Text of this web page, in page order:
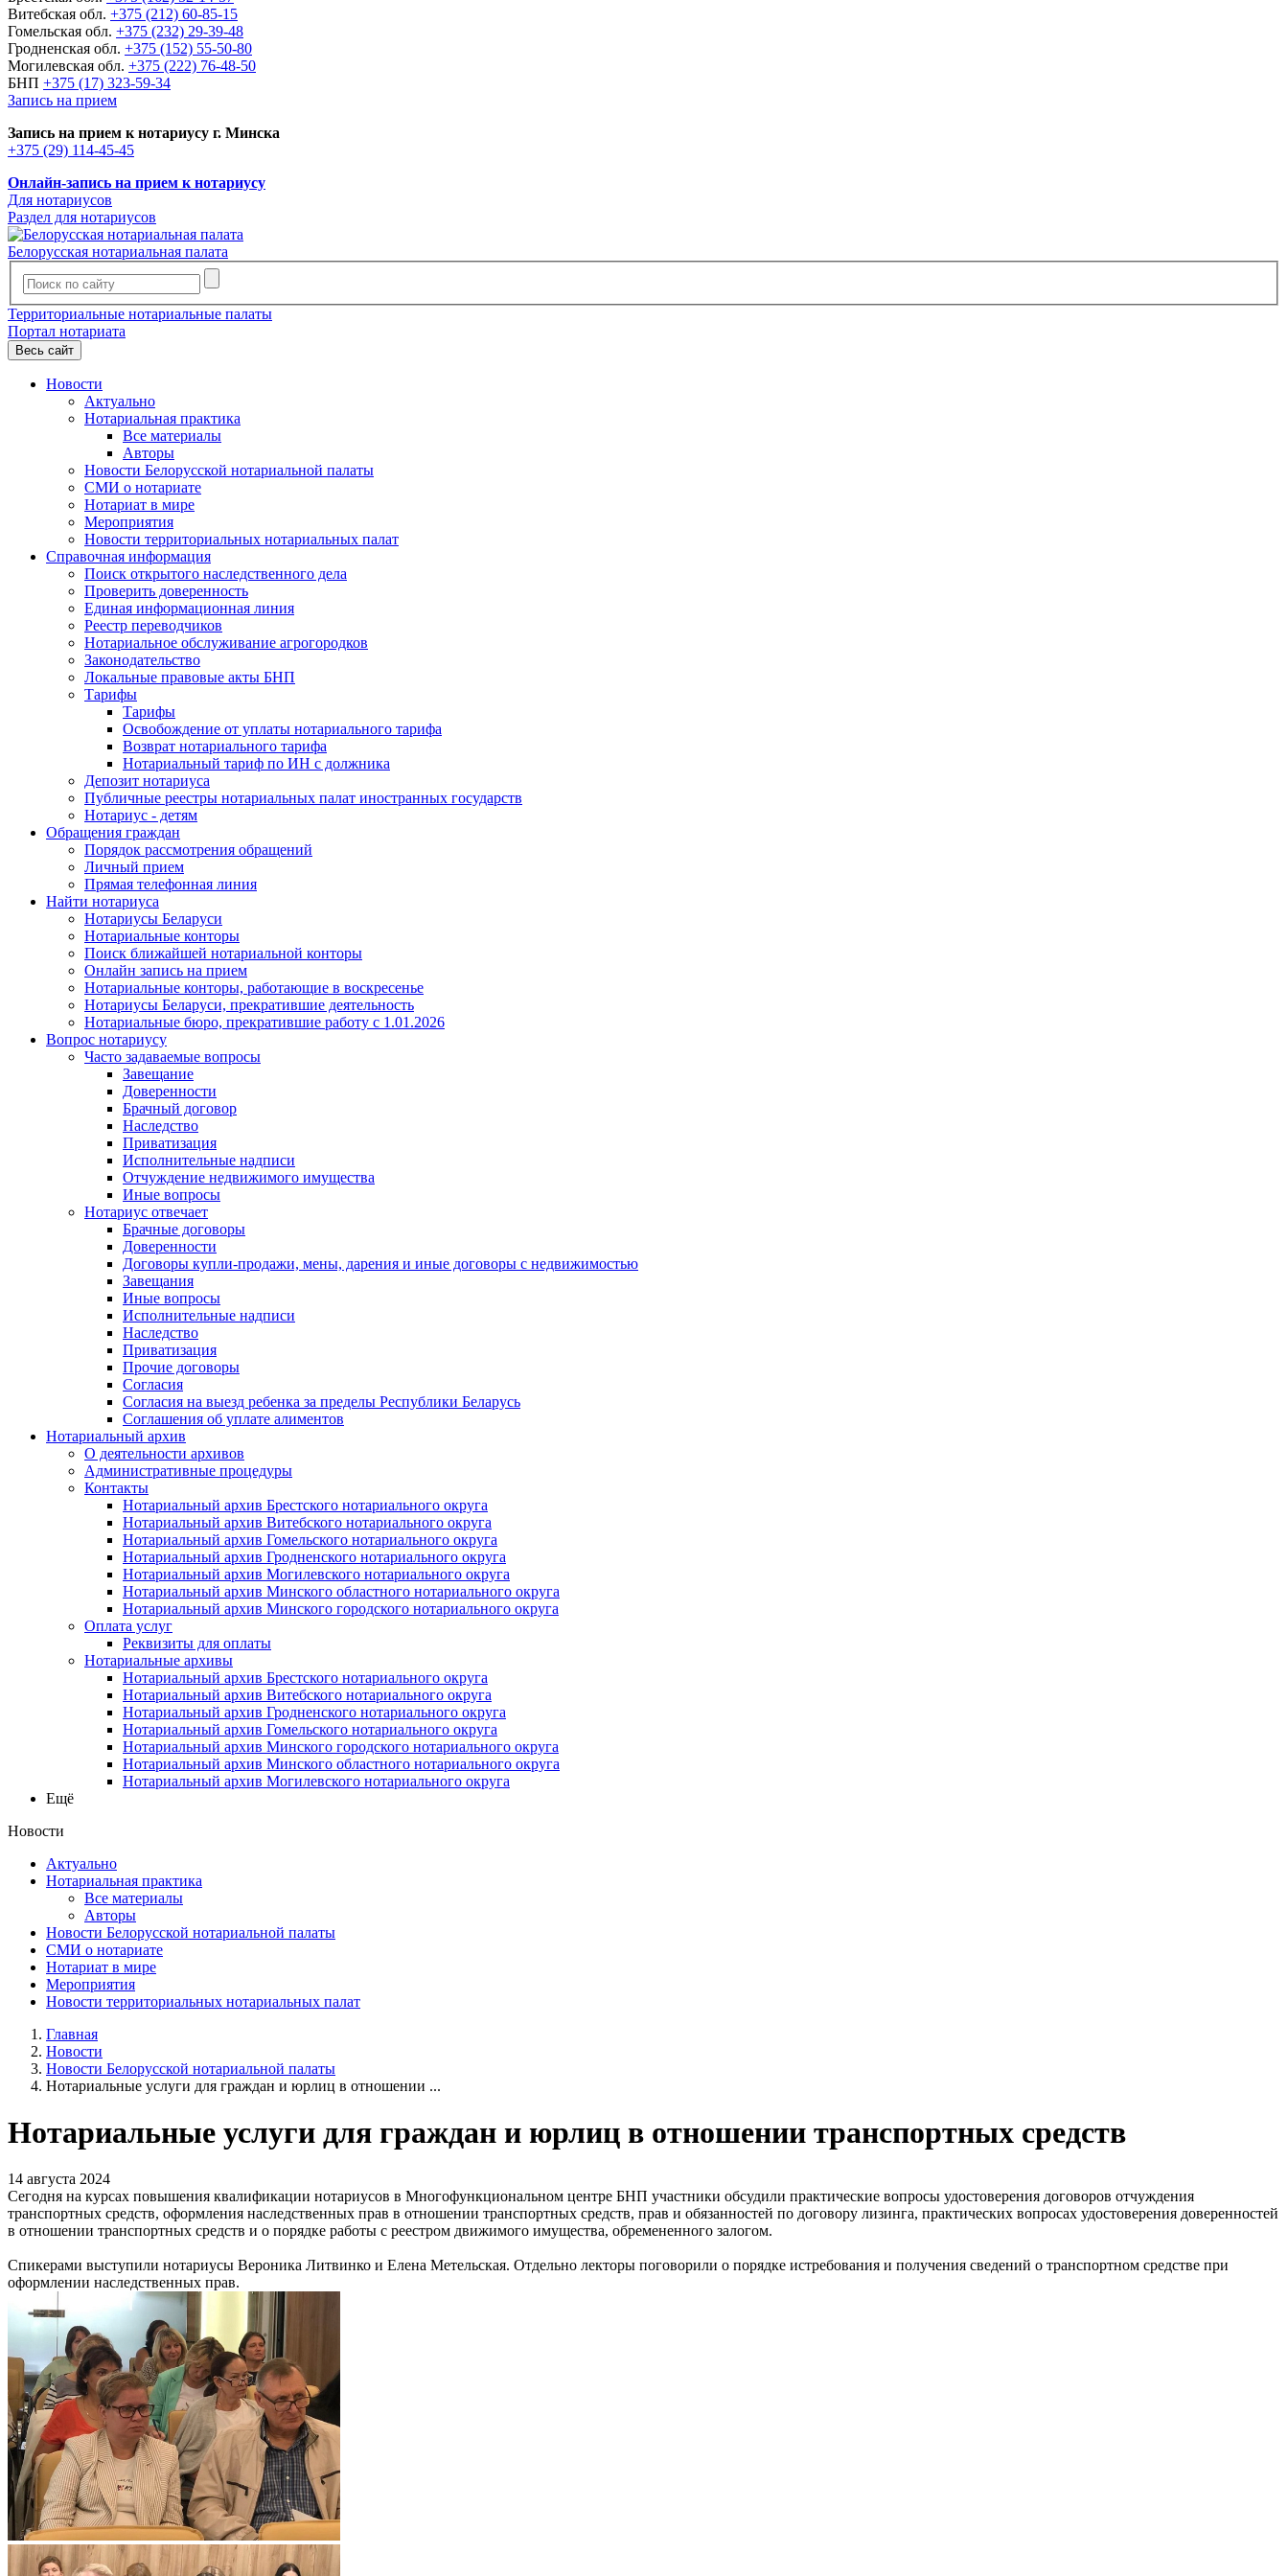
Витебская обл. +375 (212) 60-85-15
Гомельская обл. +375 (232) 29-39-48
Гродненская обл. +375 (152) 55-50-80
Могилевская обл. +375 (222) 76-48-50
БНП +375 (17) 323-59-34
Запись на прием
Запись на прием к нотариусу г. Минска
+375 (29) 114-45-45
Онлайн-запись на прием к нотариусу
Для нотариусов
Раздел для нотариусов
Белорусская нотариальная палата
Территориальные нотариальные палаты
Портал нотариата
Весь сайт
Новости
Актуально
Нотариальная практика
Все материалы
Авторы
Новости Белорусской нотариальной палаты
СМИ о нотариате
Нотариат в мире
Мероприятия
Новости территориальных нотариальных палат
Справочная информация
Поиск открытого наследственного дела
Проверить доверенность
Единая информационная линия
Реестр переводчиков
Нотариальное обслуживание агрогородков
Законодательство
Локальные правовые акты БНП
Тарифы
Тарифы
Освобождение от уплаты нотариального тарифа
Возврат нотариального тарифа
Нотариальный тариф по ИН с должника
Депозит нотариуса
Публичные реестры нотариальных палат иностранных государств
Нотариус - детям
Обращения граждан
Порядок рассмотрения обращений
Личный прием
Прямая телефонная линия
Найти нотариуса
Нотариусы Беларуси
Нотариальные конторы
Поиск ближайшей нотариальной конторы
Онлайн запись на прием
Нотариальные конторы, работающие в воскресенье
Нотариусы Беларуси, прекратившие деятельность
Нотариальные бюро, прекратившие работу с 1.01.2026
Вопрос нотариусу
Часто задаваемые вопросы
Завещание
Доверенности
Брачный договор
Наследство
Приватизация
Исполнительные надписи
Отчуждение недвижимого имущества
Иные вопросы
Нотариус отвечает
Брачные договоры
Доверенности
Договоры купли-продажи, мены, дарения и иные договоры с недвижимостью
Завещания
Иные вопросы
Исполнительные надписи
Наследство
Приватизация
Прочие договоры
Согласия
Согласия на выезд ребенка за пределы Республики Беларусь
Соглашения об уплате алиментов
Нотариальный архив
О деятельности архивов
Административные процедуры
Контакты
Нотариальный архив Брестского нотариального округа
Нотариальный архив Витебского нотариального округа
Нотариальный архив Гомельского нотариального округа
Нотариальный архив Гродненского нотариального округа
Нотариальный архив Могилевского нотариального округа
Нотариальный архив Минского областного нотариального округа
Нотариальный архив Минского городского нотариального округа
Оплата услуг
Реквизиты для оплаты
Нотариальные архивы
Нотариальный архив Брестского нотариального округа
Нотариальный архив Витебского нотариального округа
Нотариальный архив Гродненского нотариального округа
Нотариальный архив Гомельского нотариального округа
Нотариальный архив Минского городского нотариального округа
Нотариальный архив Минского областного нотариального округа
Нотариальный архив Могилевского нотариального округа
Ещё
Новости
Актуально
Нотариальная практика
Все материалы
Авторы
Новости Белорусской нотариальной палаты
СМИ о нотариате
Нотариат в мире
Мероприятия
Новости территориальных нотариальных палат
Главная
Новости
Новости Белорусской нотариальной палаты
Нотариальные услуги для граждан и юрлиц в отношении ...
Нотариальные услуги для граждан и юрлиц в отношении транспортных средств
14 августа 2024
Сегодня на курсах повышения квалификации нотариусов в Многофункциональном центре БНП участники обсудили практические вопросы удостоверения договоров отчуждения
транспортных средств, оформления наследственных прав в отношении транспортных средств, прав и обязанностей по договору лизинга, практических вопросах удостоверения доверенностей
в отношении транспортных средств и о порядке работы с реестром движимого имущества, обремененного залогом.
Спикерами выступили нотариусы Вероника Литвинко и Елена Метельская. Отдельно лекторы поговорили о порядке истребования и получения сведений о транспортном средстве при
оформлении наследственных прав.